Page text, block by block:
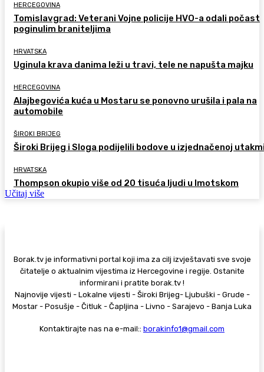
HERCEGOVINA
Tomislavgrad: Veterani Vojne policije HVO-a odali počast
poginulim braniteljima
HRVATSKA
Uginula krava danima leži u travi, tele ne napušta majku
HERCEGOVINA
Alajbegovića kuća u Mostaru se ponovno urušila i pala na
automobile
ŠIROKI BRIJEG
Široki Brijeg i Sloga podijelili bodove u izjednačenoj
HRVATSKA
Thompson okupio više od 20 tisuća ljudi u Imotskom
Učitaj više
Borak.tv je informativni portal koji ima za cilj izvještavati sve svoje
čitatelje o aktualnim vijestima iz Hercegovine i regije. Ostanite
informirani i pratite borak.tv !
Najnovije vijesti - Lokalne vijesti - Široki Brijeg- Ljubuški - Grude -
Mostar - Posušje - Čitluk - Čapljina - Livno - Sarajevo - Banja Luka
Kontaktirajte nas na e-mail:: borakinfo1@gmail.com